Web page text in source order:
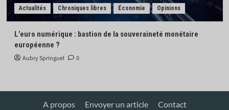
Actualités Chroniques libres Économie Opinions
L’euro numérique : bastion de la souveraineté monétaire
européenne ?
Aubry Springuel 0
A propos Envoyer un article Contact